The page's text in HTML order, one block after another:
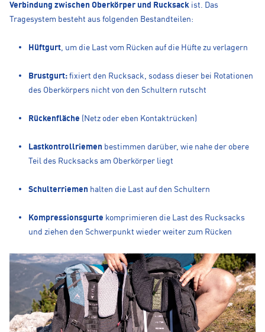
Verbindung zwischen Oberkörper und Rucksack ist. Das
Tragesystem besteht aus folgenden Bestandteilen:
Hüftgurt , um die Last vom Rücken auf die Hüfte zu verlagern
Brustgurt: fixiert den Rucksack, sodass dieser bei Rotationen
des Oberkörpers nicht von den Schultern rutscht
Rückenfläche (Netz oder eben Kontaktrücken)
Lastkontrollriemen bestimmen darüber, wie nahe der obere
Teil des Rucksacks am Oberkörper liegt
Schulterriemen halten die Last auf den Schultern
Kompressionsgurte komprimieren die Last des Rucksacks
und ziehen den Schwerpunkt wieder weiter zum Rücken